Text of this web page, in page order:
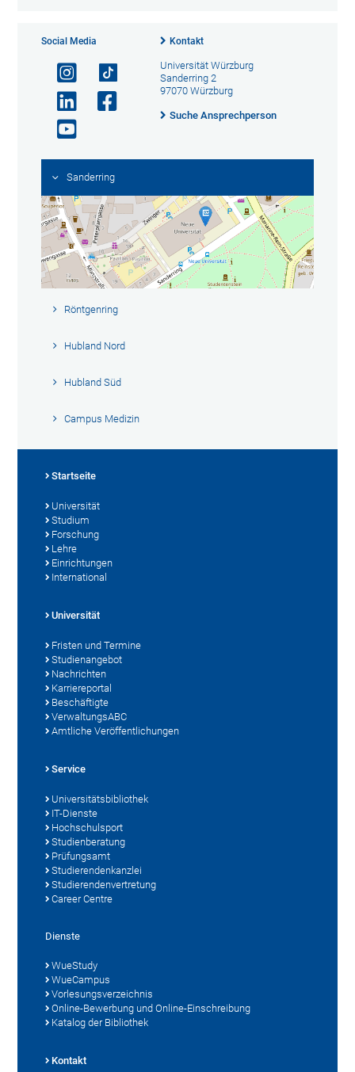
Social Media Kontakt
Universität Würzburg
Sanderring 2
97070 Würzburg
Suche Ansprechperson
Sanderring
Röntgenring
Hubland Nord
Hubland Süd
Campus Medizin
Startseite
Universität
Studium
Forschung
Lehre
Einrichtungen
International
Universität
Fristen und Termine
Studienangebot
Nachrichten
Karriereportal
Beschäftigte
VerwaltungsABC
Amtliche Veröffentlichungen
Service
Universitätsbibliothek
IT-Dienste
Hochschulsport
Studienberatung
Prüfungsamt
Studierendenkanzlei
Studierendenvertretung
Career Centre
Dienste
WueStudy
WueCampus
Vorlesungsverzeichnis
Online-Bewerbung und Online-Einschreibung
Katalog der Bibliothek
Kontakt